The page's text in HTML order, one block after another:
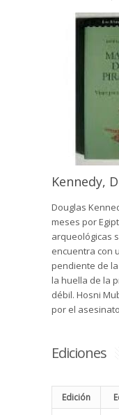
Kennedy,
Douglas
meses por
arqueológicas
encuentra con
pendiente de
la huella de la
débil. Hosni
por el
Ediciones
Edición